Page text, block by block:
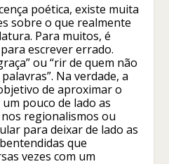
poética, existe muita
sobre o que realmente
Para muitos, é
escrever errado.
ou “rir de quem não
Na verdade, a
de aproximar o
pouco de lado as
regionalismos ou
para deixar de lado as
que
vezes com um